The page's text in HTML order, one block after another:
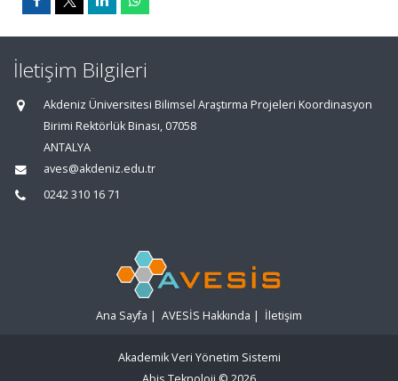
İletişim Bilgileri
Akdeniz Üniversitesi Bilimsel Araştırma Projeleri Koordinasyon
Birimi Rektörlük Binası, 07058
ANTALYA
aves@akdeniz.edu.tr
0242 310 16 71
Ana Sayfa | AVESİS Hakkında | İletişim
Akademik Veri Yönetim Sistemi